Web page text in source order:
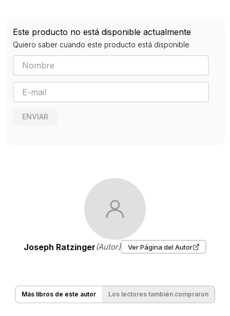
0
Este producto no está disponible actualmente
Quiero saber cuando este producto está disponible
ENVIAR
Joseph Ratzinger(Autor) Ver Página del Autor
Más libros de este autor Los lectores también compraron